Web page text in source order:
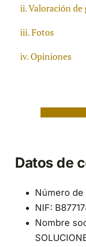
Valoración de
Fotos
Opiniones
Datos de
Número
NIF:
Nombre